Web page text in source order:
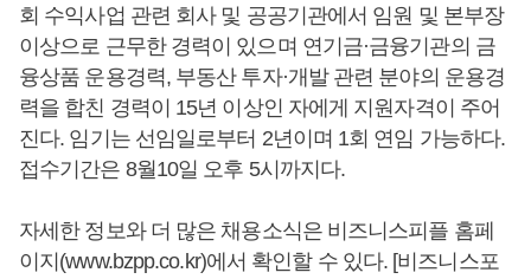
회 수익사업 관련 회사 및 공공기관에서 임원 및 본부장
이상으로 근무한 경력이 있으며 연기금·금융기관의 금
융상품 운용경력, 부동산 투자·개발 관련 분야의 운용경
력을 합친 경력이 15년 이상인 자에게 지원자격이 주어
진다. 임기는 선임일로부터 2년이며 1회 연임 가능하다.
접수기간은 8월10일 오후 5시까지다.
자세한 정보와 더 많은 채용소식은 비즈니스피플 홈페
이지(www.bzpp.co.kr)에서 확인할 수 있다. [비즈니스포